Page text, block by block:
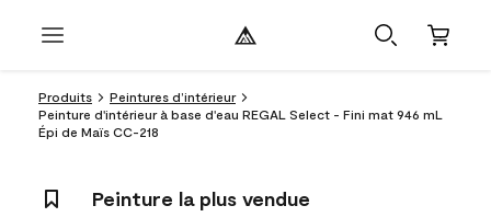
Produits
Peintures d’intérieur
Peinture d'intérieur à base d'eau REGAL Select - Fini mat 946 mL
Épi de Maïs CC-218
Peinture la plus vendue